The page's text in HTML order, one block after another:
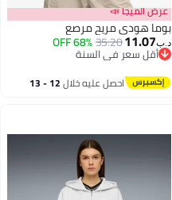
عرض الميجا 📣
بوما هودي مريح مرصع
د.ب‏11.07
35.20
68% OFF
أقل سعر في السنة
أقل سعر في السنة
احصل عليه خلال 12 - 13